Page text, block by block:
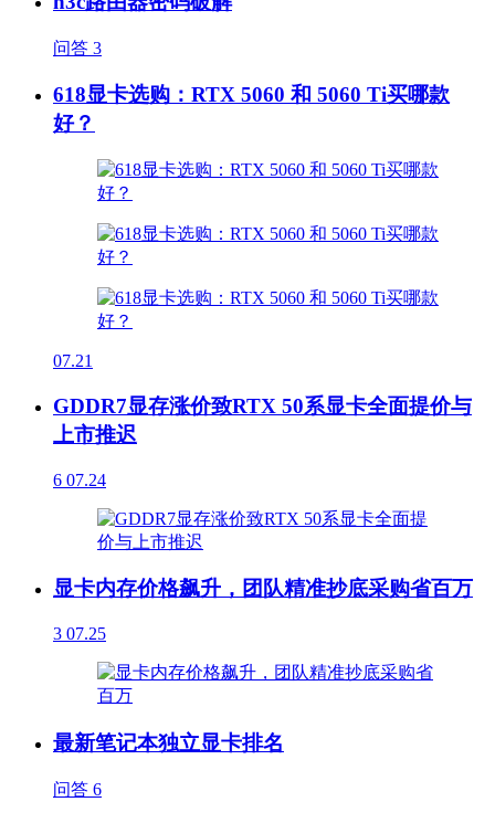
问答 3
618显卡选购：RTX 5060 和 5060 Ti买哪款
好？
07.21
GDDR7显存涨价致RTX 50系显卡全面提价与
上市推迟
6 07.24
显卡内存价格飙升，团队精准抄底采购省百万
3 07.25
最新笔记本独立显卡排名
问答 6